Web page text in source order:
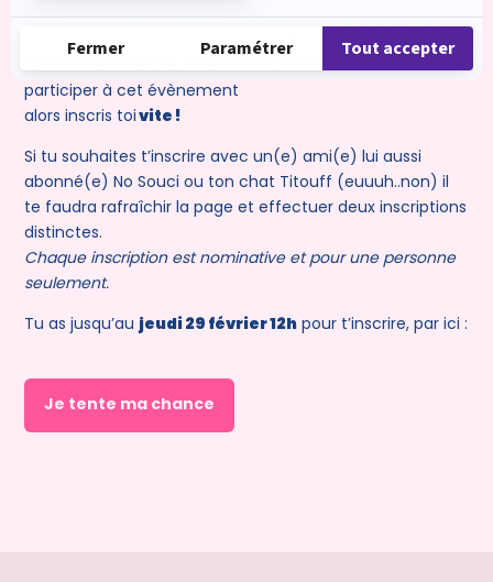
* Sous réserve des conditions climatiques et d’exploitation❄️☀️
Seul 15 membres de la Team No Souci seront invités à
participer à cet évènement
alors inscris toivite !
Si tu souhaites t’inscrire avec un(e) ami(e) lui aussi
abonné(e) No Souci ou ton chat Titouff (euuuh..non) il
te faudra rafraîchir la page et effectuer deux inscriptions
distinctes.
Chaque inscription est nominative et pour une personne
seulement.
Tu as jusqu’au jeudi 29 février 12h pour t’inscrire, par ici :
Je tente ma chance